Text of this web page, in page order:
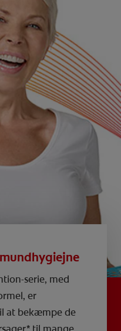
serie, med
er
at bekæmpe de